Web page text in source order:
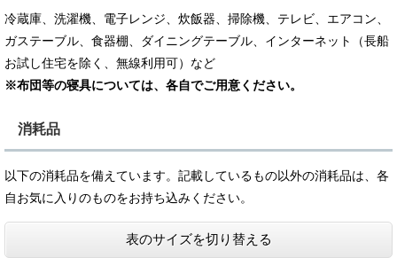
冷蔵庫、洗濯機、電子レンジ、炊飯器、掃除機、テレビ、エアコン、
ガステーブル、食器棚、ダイニングテーブル、インターネット（長船
お試し住宅を除く、無線利用可）など
※布団等の寝具については、各自でご用意ください。
消耗品
以下の消耗品を備えています。記載しているもの以外の消耗品は、​各
自お気に入りのものをお持ち込みください。
表のサイズを切り替える